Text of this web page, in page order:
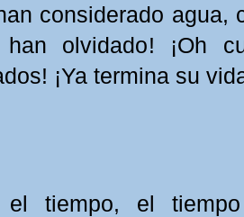
considerado agua,
olvidado! ¡Oh
¡Ya termina su
tiempo, el